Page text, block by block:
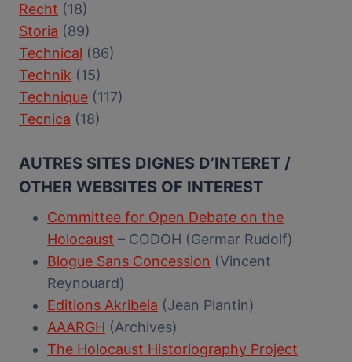
Recht (18)
Storia (89)
Technical (86)
Technik (15)
Technique (117)
Tecnica (18)
AUTRES SITES DIGNES D’INTERET /
OTHER WEBSITES OF INTEREST
Committee for Open Debate on the
Holocaust – CODOH (Germar Rudolf)
Blogue Sans Concession (Vincent
Reynouard)
Editions Akribeia (Jean Plantin)
AAARGH (Archives)
The Holocaust Historiography Project